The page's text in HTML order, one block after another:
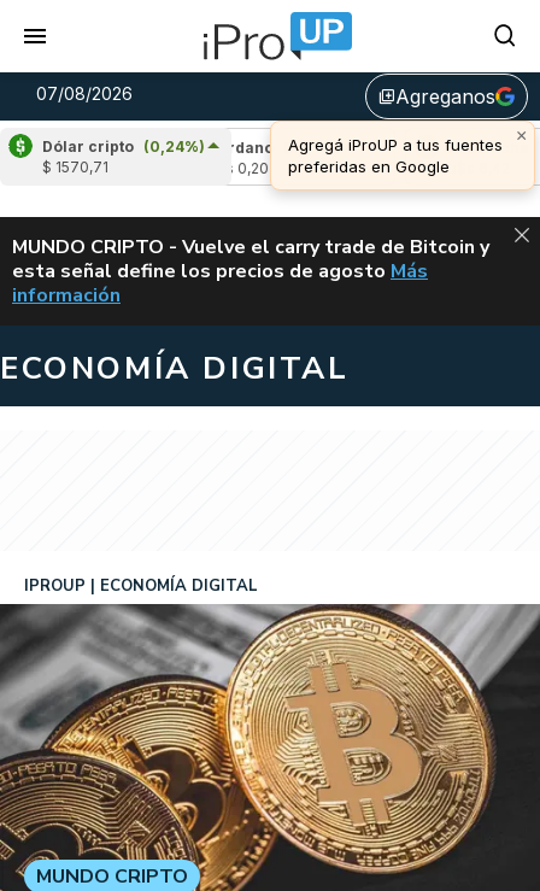
07/08/2026 library_addAgreganos
×
Agregá iProUP a tus fuentes
preferidas en Google
Dólar cripto (0,24%)
$ 1570,71
1,82%) Cardano
(3,91%)
u$s 0,20
Avalanche
u$s 6,42
ALERTA
MUNDO CRIPTO - Vuelve el carry trade de Bitcoin y
esta señal define los precios de agosto VUELVE EL
Más
información
ECONOMÍA DIGITAL
IPROUP ECONOMÍA DIGITAL
MUNDO CRIPTO